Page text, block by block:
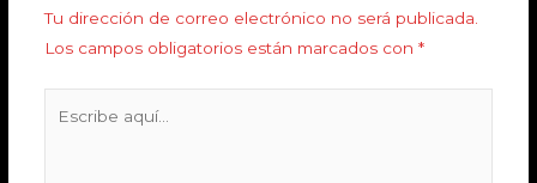
Tu dirección de correo electrónico no será publicada.
Los campos obligatorios están marcados con *